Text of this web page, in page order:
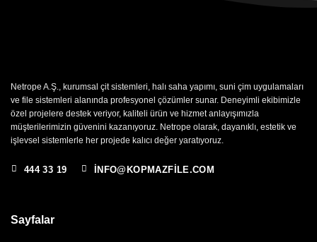
Netrope A.Ş., kurumsal çit sistemleri, halı saha yapımı, suni çim uygulamaları
ve file sistemleri alanında profesyonel çözümler sunar. Deneyimli ekibimizle
özel projelere destek veriyor, kaliteli ürün ve hizmet anlayışımızla
müşterilerimizin güvenini kazanıyoruz. Netrope olarak, dayanıklı, estetik ve
işlevsel sistemlerle her projede kalıcı değer yaratıyoruz.
444 33 19 INFO@KOPMAZFILE.COM
Sayfalar